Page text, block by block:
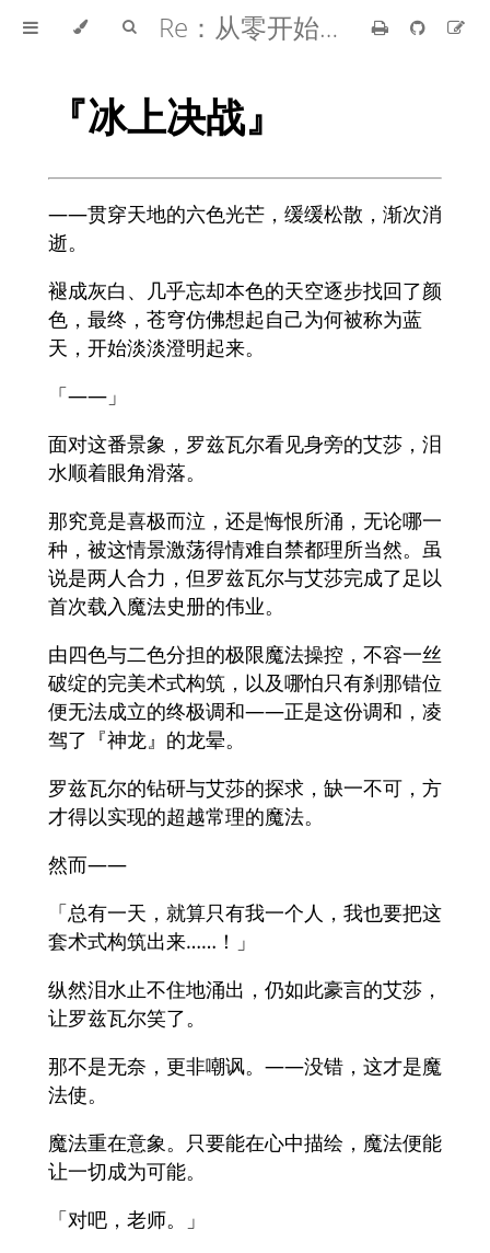
Re：从零开始的异世界生活
『冰上决战』
——贯穿天地的六色光芒，缓缓松散，渐次消
逝。
褪成灰白、几乎忘却本色的天空逐步找回了颜
色，最终，苍穹仿佛想起自己为何被称为蓝
天，开始淡淡澄明起来。
「——」
面对这番景象，罗兹瓦尔看见身旁的艾莎，泪
水顺着眼角滑落。
那究竟是喜极而泣，还是悔恨所涌，无论哪一
种，被这情景激荡得情难自禁都理所当然。虽
说是两人合力，但罗兹瓦尔与艾莎完成了足以
首次载入魔法史册的伟业。
由四色与二色分担的极限魔法操控，不容一丝
破绽的完美术式构筑，以及哪怕只有刹那错位
便无法成立的终极调和——正是这份调和，凌
驾了『神龙』的龙晕。
罗兹瓦尔的钻研与艾莎的探求，缺一不可，方
才得以实现的超越常理的魔法。
然而——
「总有一天，就算只有我一个人，我也要把这
套术式构筑出来……！」
纵然泪水止不住地涌出，仍如此豪言的艾莎，
让罗兹瓦尔笑了。
那不是无奈，更非嘲讽。——没错，这才是魔
法使。
魔法重在意象。只要能在心中描绘，魔法便能
让一切成为可能。
「对吧，老师。」